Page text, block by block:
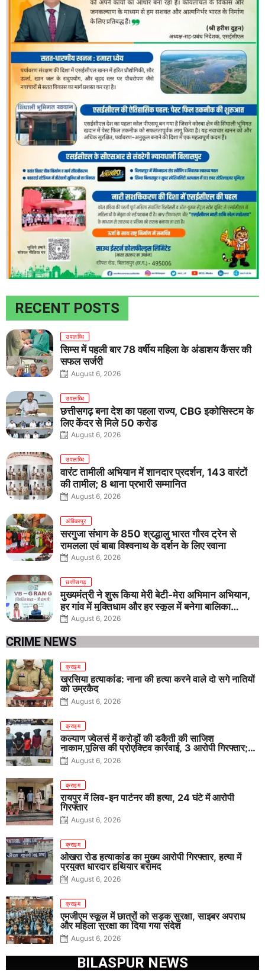
RECENT POSTS
उपलब्धि
सिम्स में पहली बार 78 वर्षीय महिला के अंडाशय कैंसर की
सफल सर्जरी
August 6, 2026
उपलब्धि
छत्तीसगढ़ बना देश का पहला राज्य, CBG इकोसिस्टम के
लिए केंद्र से मिले 50 करोड़
August 6, 2026
उपलब्धि
वारंट तामीली अभियान में शानदार प्रदर्शन, 143 वारंटों
की तामील; 8 थाना प्रभारी सम्मानित
August 6, 2026
अंबिकापुर
सरगुजा संभाग के 850 श्रद्धालु भारत गौरव ट्रेन से
रामलला एवं बाबा विश्वनाथ के दर्शन के लिए रवाना
August 6, 2026
छत्तीसगढ़
मुख्यमंत्री ने शुरू किया मेरी बेटी-मेरा अभिमान अभियान,
हर गांव में मुक्तिधाम और हर स्कूल में बनेगा बालिका
शौचालय
August 6, 2026
CRIME NEWS
क्राइम
खरसिया हत्याकांड: नाना की हत्या करने वाले दो सगे नातियों
को उम्रकैद
August 6, 2026
क्राइम
कल्याण ज्वेलर्स में करोड़ों की डकैती की साजिश
नाकाम,पुलिस की प्रोएक्टिव कार्रवाई, 3 आरोपी गिरफ्तार;
पिस्टल, कारतूस, चाकू और मोबाइल बरामद
August 6, 2026
क्राइम
रायपुर में लिव-इन पार्टनर की हत्या, 24 घंटे में आरोपी
गिरफ्तार
August 6, 2026
क्राइम
ओखरा रोड हत्याकांड का मुख्य आरोपी गिरफ्तार, हत्या में
प्रयुक्त धारदार हथियार बरामद
August 6, 2026
क्राइम
एमजीएम स्कूल में छात्रों को सड़क सुरक्षा, साइबर अपराध
और महिला सुरक्षा का दिया गया संदेश
August 6, 2026
BILASPUR NEWS